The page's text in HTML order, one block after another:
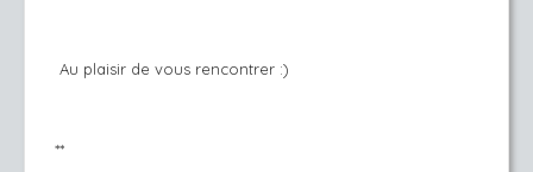
Au plaisir de vous rencontrer :)
**